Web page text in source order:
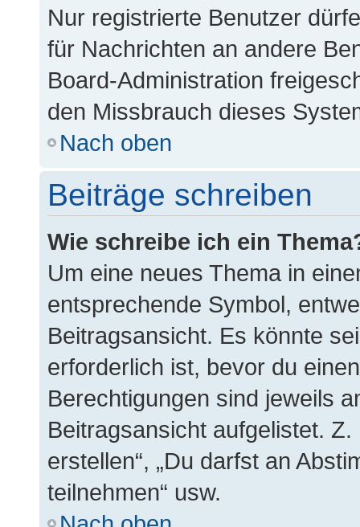
Nur registrierte Benutzer
für Nachrichten an andere
Board-Administration
den Missbrauch dieses
Nach oben
Beiträge schreiben
Wie schreibe ich ein
Um eine neues Thema in
entsprechende Symbol,
Beitragsansicht. Es könnte
erforderlich ist, bevor du
Berechtigungen sind jeweils
Beitragsansicht aufgelistet.
erstellen“, „Du darfst an
teilnehmen“ usw.